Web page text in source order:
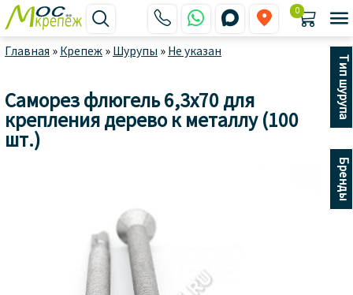
    
0 
Главная » Крепеж » Шурупы » Не указан
Тип шурупа
Бренды
Саморез флюгель 6,3x70 для
крепления дерево к металлу (100
шт.)